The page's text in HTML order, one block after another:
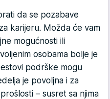
da se pozabave
karijeru. Možda će vam
mogućnosti ili
osobama bolje je
podrške mogu
je povoljna i za
– susret sa njima